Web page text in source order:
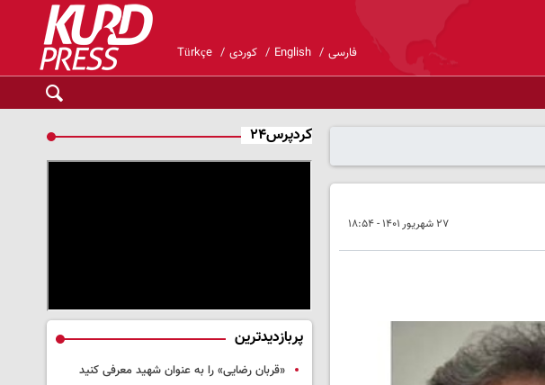
فارسی English کوردی Türkçe
۲۷ شهریور ۱۴۰۱ - ۱۸:۵۴
کردپرس۲۴
پربازدیدترین
«قربان رضایی» را به عنوان شهید معرفی کنید